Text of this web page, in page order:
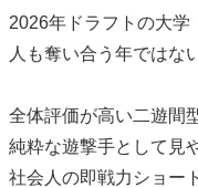
2026年ドラフトの大学
人も奪い合う年ではな
全体評価が高い二遊間
純粋な遊撃手として見
社会人の即戦力ショー